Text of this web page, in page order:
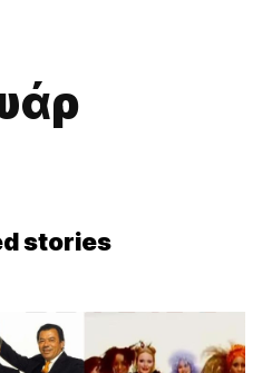
stories